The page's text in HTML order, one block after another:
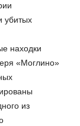
убитых
находки
«Моглино»
из